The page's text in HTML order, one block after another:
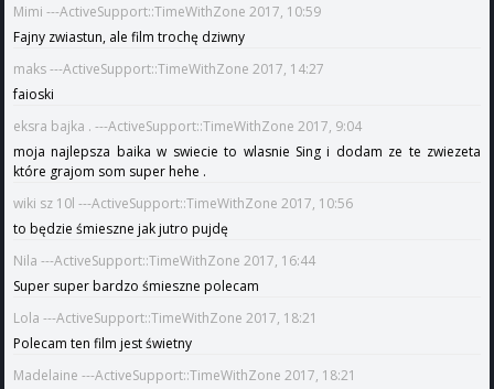
Mimi ---ActiveSupport::TimeWithZone 2017, 10:59
Fajny zwiastun, ale film trochę dziwny
maks ---ActiveSupport::TimeWithZone 2017, 14:27
faioski
eksra bajka . ---ActiveSupport::TimeWithZone 2017, 9:04
moja najlepsza baika w swiecie to wlasnie Sing i dodam ze te zwiezeta
które grajom som super hehe .
wiki sz 10l ---ActiveSupport::TimeWithZone 2017, 10:56
to będzie śmieszne jak jutro pujdę
Nila ---ActiveSupport::TimeWithZone 2017, 16:44
Super super bardzo śmieszne polecam
Lola ---ActiveSupport::TimeWithZone 2017, 18:21
Polecam ten film jest świetny
Madelaine ---ActiveSupport::TimeWithZone 2017, 18:21